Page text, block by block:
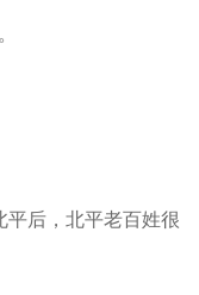
后，北平老百姓很